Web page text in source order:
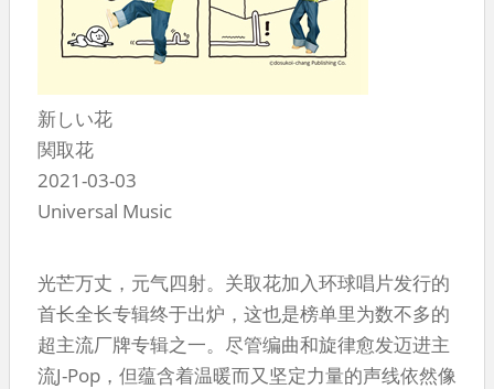
新しい花
関取花
2021-03-03
Universal Music
光芒万丈，元气四射。关取花加入环球唱片发行的
首长全长专辑终于出炉，这也是榜单里为数不多的
超主流厂牌专辑之一。尽管编曲和旋律愈发迈进主
流J-Pop，但蕴含着温暖而又坚定力量的声线依然像